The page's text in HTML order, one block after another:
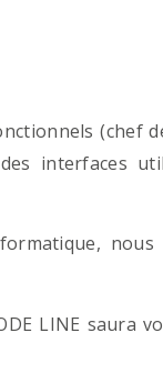
(chef
interfaces
LINE saura